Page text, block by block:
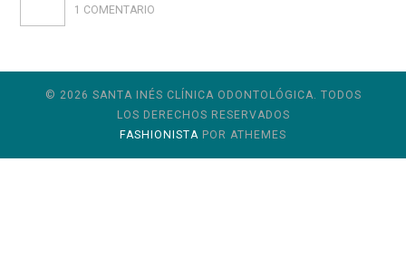
1 COMENTARIO
© 2026 SANTA INÉS CLÍNICA ODONTOLÓGICA. TODOS
LOS DERECHOS RESERVADOS
FASHIONISTA POR ATHEMES